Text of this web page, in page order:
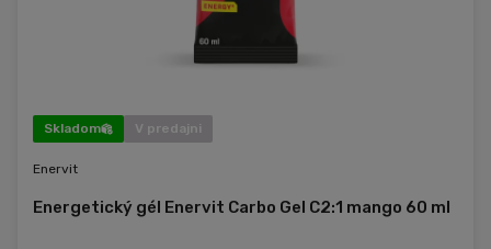
Skladom V predajni
Enervit
Energetický gél Enervit Carbo Gel C2:1 mango 60 ml